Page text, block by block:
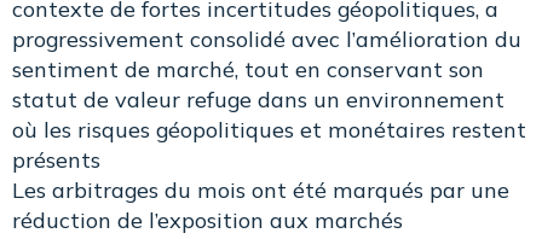
contexte de fortes incertitudes géopolitiques, a
progressivement consolidé avec l’amélioration du
sentiment de marché, tout en conservant son
statut de valeur refuge dans un environnement
où les risques géopolitiques et monétaires restent
présents
Les arbitrages du mois ont été marqués par une
réduction de l’exposition aux marchés